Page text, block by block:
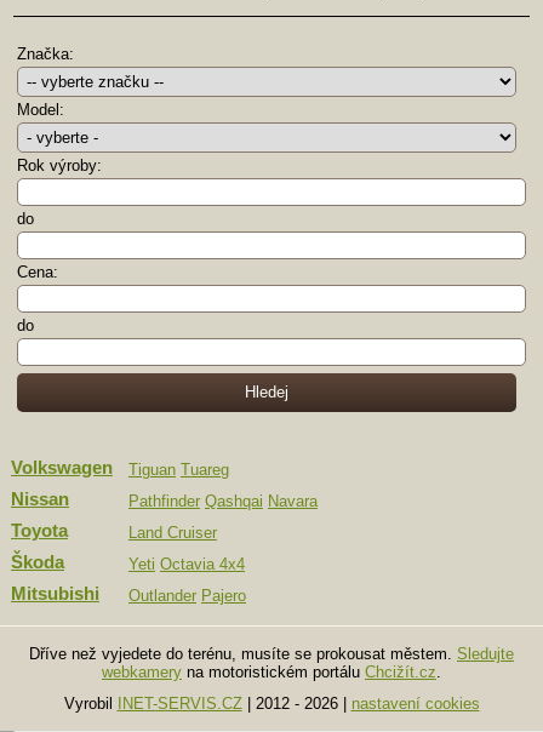
Značka:
Model:
Rok výroby:
do
Cena:
do
Volkswagen Tiguan Tuareg
Nissan Pathfinder Qashqai Navara
Toyota Land Cruiser
Škoda Yeti Octavia 4x4
Mitsubishi Outlander Pajero
Dříve než vyjedete do terénu, musíte se prokousat městem. Sledujte
webkamery na motoristickém portálu Chcižít.cz.
Vyrobil
INET-SERVIS.CZ| 2012 - 2026| nastavení cookies